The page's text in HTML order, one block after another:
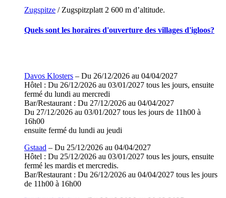
Zugspitze / Zugspitzplatt 2 600 m d’altitude.
Quels sont les horaires d'ouverture des villages d'igloos?
Davos Klosters – Du 26/12/2026 au 04/04/2027
Hôtel : Du 26/12/2026 au 03/01/2027 tous les jours, ensuite
fermé du lundi au mercredi
Bar/Restaurant : Du 27/12/2026 au 04/04/2027
Du 27/12/2026 au 03/01/2027 tous les jours de 11h00 à
16h00
ensuite fermé du lundi au jeudi
Gstaad – Du 25/12/2026 au 04/04/2027
Hôtel : Du 25/12/2026 au 03/01/2027 tous les jours, ensuite
fermé les mardis et mercredis.
Bar/Restaurant : Du 26/12/2026 au 04/04/2027 tous les jours
de 11h00 à 16h00